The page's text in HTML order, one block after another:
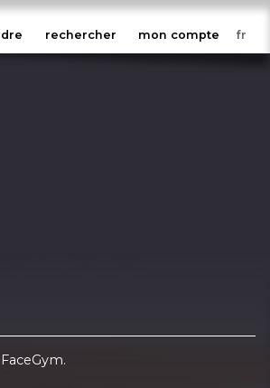
rechercher mon compte